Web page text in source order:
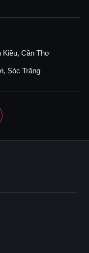
Kiều, Cần Thơ
Sóc Trăng